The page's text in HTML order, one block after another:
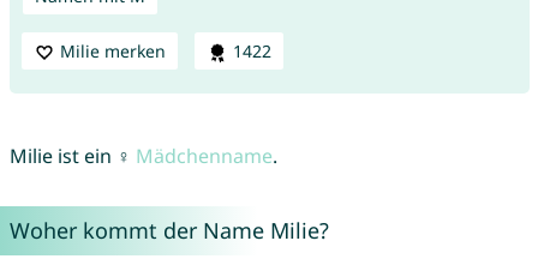
Milie merken 1422
Milie ist ein ♀ Mädchenname.
Woher kommt der Name Milie?